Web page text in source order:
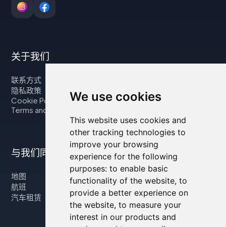
We use cookies
This website uses cookies and
other tracking technologies to
improve your browsing
experience for the following
purposes: to enable basic
functionality of the website, to
provide a better experience on
the website, to measure your
interest in our products and
关于我们
联系方式
隐私政策
Cookie Policy
Terms and Conditions
与我们同行
地图
航班
汽车租赁